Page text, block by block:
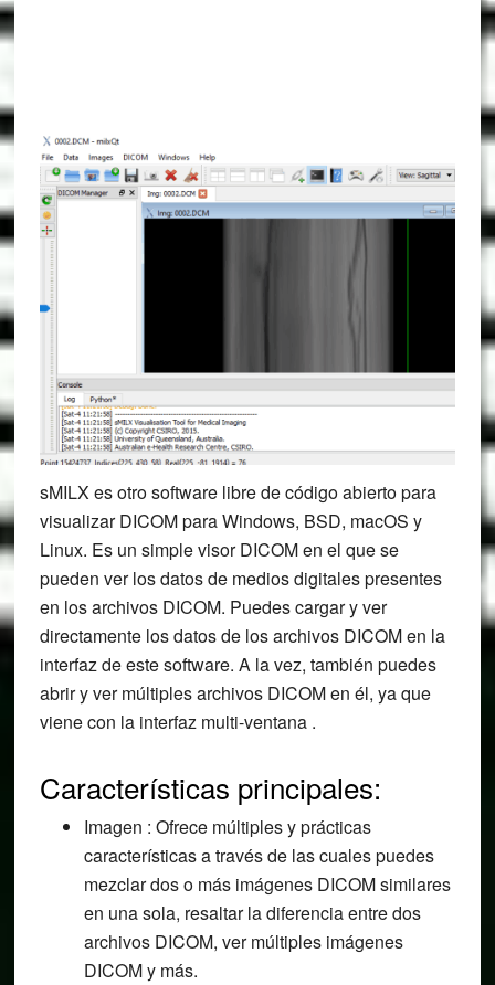
sMILX es otro software libre de código abierto para
visualizar DICOM para Windows, BSD, macOS y
Linux. Es un simple visor DICOM en el que se
pueden ver los datos de medios digitales presentes
en los archivos DICOM. Puedes cargar y ver
directamente los datos de los archivos DICOM en la
interfaz de este software. A la vez, también puedes
abrir y ver múltiples archivos DICOM en él, ya que
viene con la interfaz multi-ventana .
Características principales:
Imagen : Ofrece múltiples y prácticas
características a través de las cuales puedes
mezclar dos o más imágenes DICOM similares
en una sola, resaltar la diferencia entre dos
archivos DICOM, ver múltiples imágenes
DICOM y más.